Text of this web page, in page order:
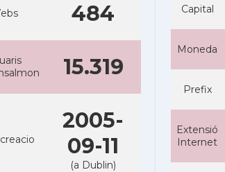
484
15.319
2005-
09-11
(a Dublin)
Capital
Moneda
Prefix
Extensió
Internet